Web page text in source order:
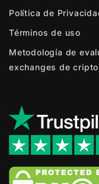
Política de
Términos de uso
Metodología de
exchanges de